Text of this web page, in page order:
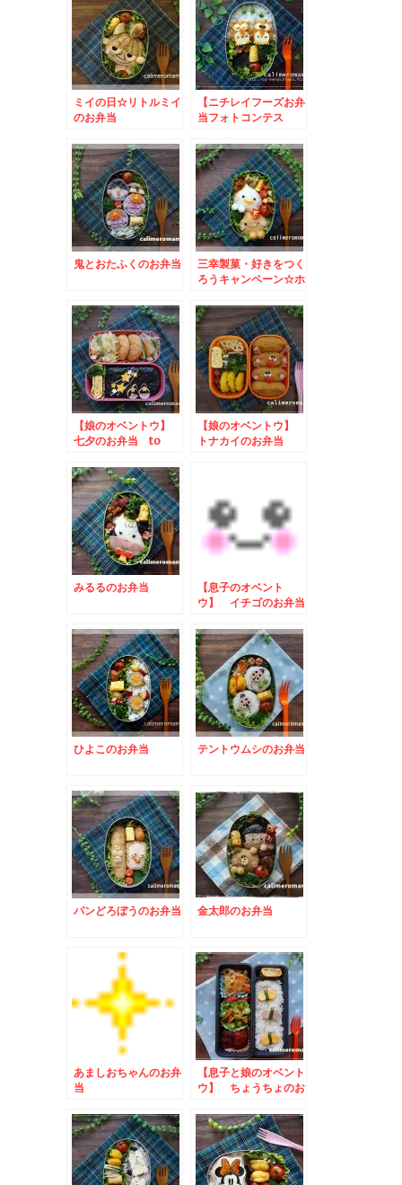
ミイの日☆リトルミイ
のお弁当
【ニチレイフーズお弁
当フォトコンテス
当とこいのぼりのお弁
当
鬼とおたふくのお弁当
三幸製菓・好きをつく
ろうキャンペーン☆ホ
【娘のオベントウ】
七夕のお弁当 to
ーン
【娘のオベントウ】
トナカイのお弁当
みるるのお弁当
【息子のオベント
ウ】 イチゴのお弁当
ひよこのお弁当 テントウムシのお弁当
パンどろぼうのお弁当 金太郎のお弁当
あましおちゃんのお弁
当
【息子と娘のオベント
ウ】 ちょうちょのお